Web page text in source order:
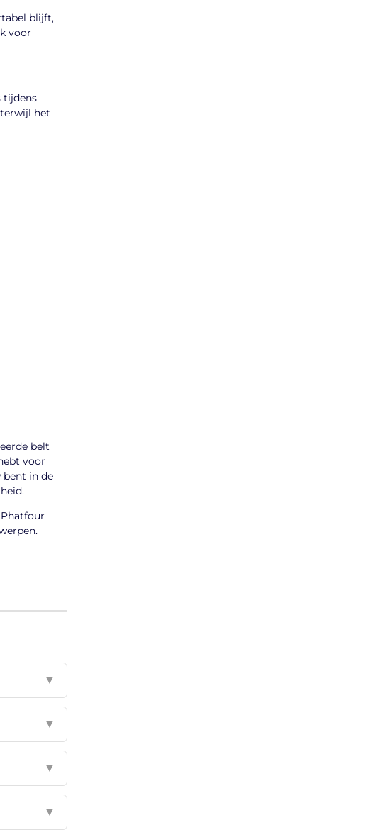
blijft,
voor
tijdens
het
belt
voor
bent in de
▼
▼
▼
▼